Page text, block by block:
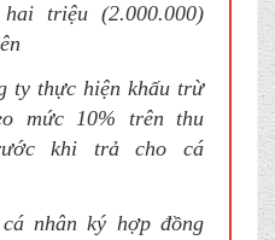
triệu (2.000.000)
ty thực hiện khấu trừ
mức 10% trên thu
khi trả cho cá
nhân ký hợp đồng